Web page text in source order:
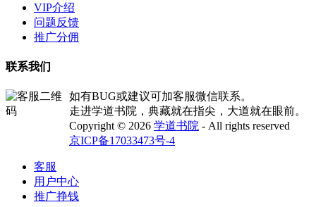
VIP介绍
问题反馈
推广分佣
联系我们
如有BUG或建议可加客服微信联系。
走进学道书院，典藏就在指尖，大道就在眼前。
Copyright © 2026 学道书院 - All rights reserved
京ICP备17033473号-4
客服
用户中心
推广挣钱